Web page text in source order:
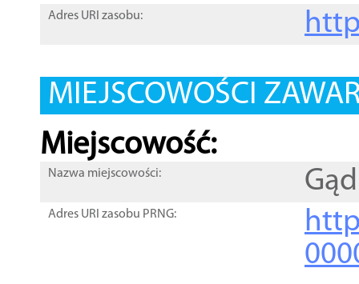
Adres URI zasobu:
MIEJSCOWOŚCI
Miejscowość:
Nazwa miejscowości:
Adres URI zasobu PRNG: